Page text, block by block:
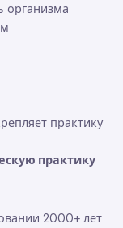
организма
практику
практику
2000+ лет